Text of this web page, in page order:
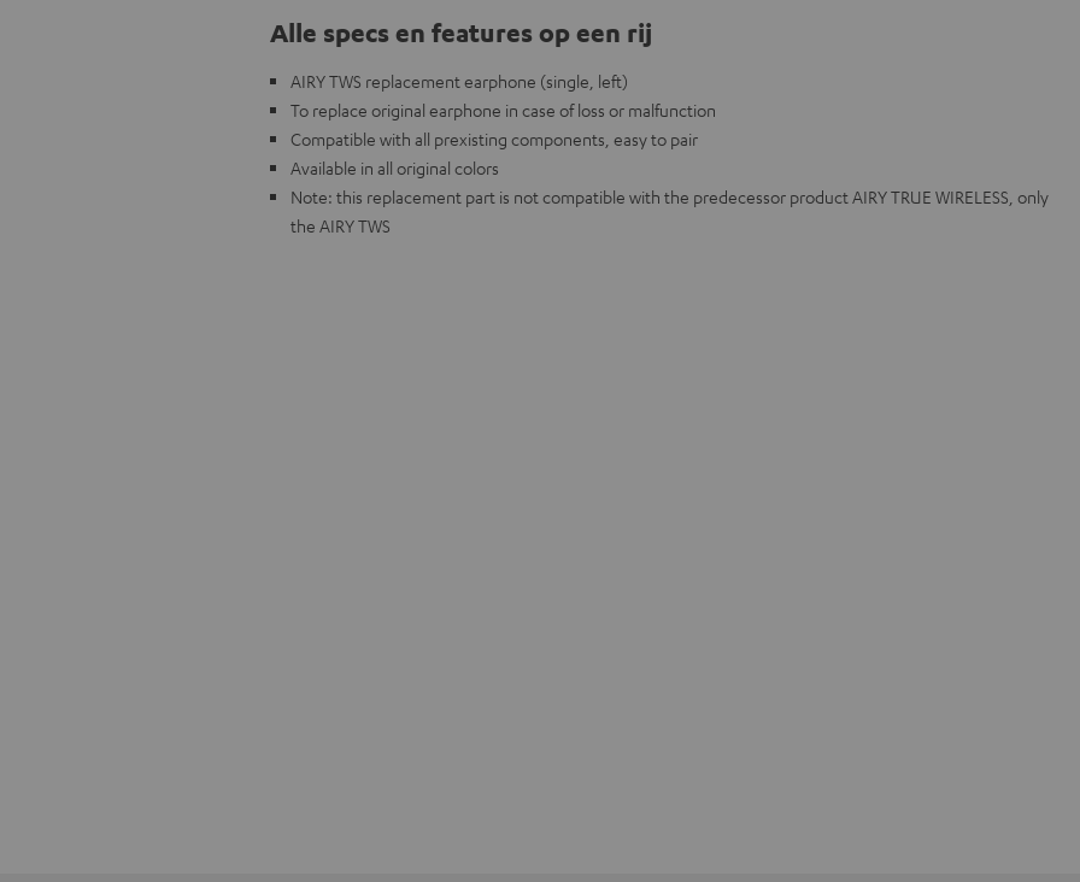
Alle specs en features op een rij
AIRY TWS replacement earphone (single, left)
To replace original earphone in case of loss or malfunction
Compatible with all prexisting components, easy to pair
Available in all original colors
Note: this replacement part is not compatible with the predecessor product AIRY TRUE WIRELESS, only
the AIRY TWS